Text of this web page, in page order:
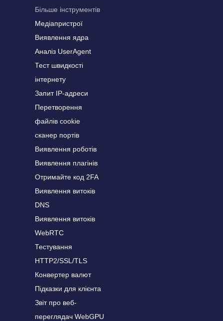
Більше інструментів
Медіапристрої
Виявлення ядра
Аналіз UserAgent
Тест швидкості
інтернету
Запит IP-адреси
Перетворення
файлів cookie
сканер портів
Виявлення роботів
Виявлення плагінів
Отримайте код 2FA
Виявлення витоків
DNS
Виявлення витоків
WebRTC
Тестування
HTTP2/SSL/TLS
Конвертер валют
Підказки для клієнта
Звіт про веб-
переглядач WebGPU